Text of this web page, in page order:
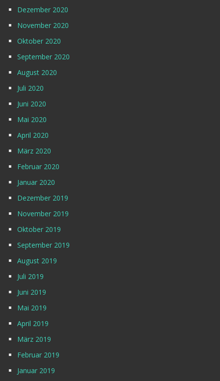
Dezember 2020
November 2020
Oktober 2020
September 2020
August 2020
Juli 2020
Juni 2020
Mai 2020
April 2020
März 2020
Februar 2020
Januar 2020
Dezember 2019
November 2019
Oktober 2019
September 2019
August 2019
Juli 2019
Juni 2019
Mai 2019
April 2019
März 2019
Februar 2019
Januar 2019